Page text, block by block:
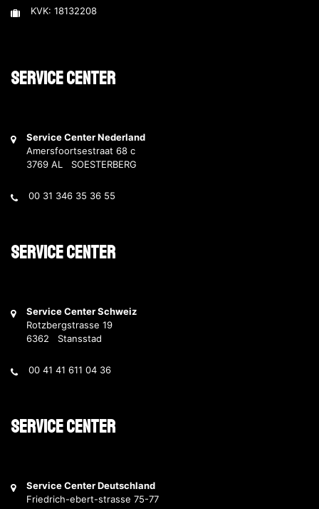
KVK: 18132208
Service Center
Service Center Nederland
Amersfoortsestraat 68 c
3769 AL SOESTERBERG
00 31 346 35 36 55
Service Center
Service Center Schweiz
Rotzbergstrasse 19
6362 Stansstad
00 41 41 611 04 36
Service Center
Service Center Deutschland
Friedrich-ebert-strasse 75-77